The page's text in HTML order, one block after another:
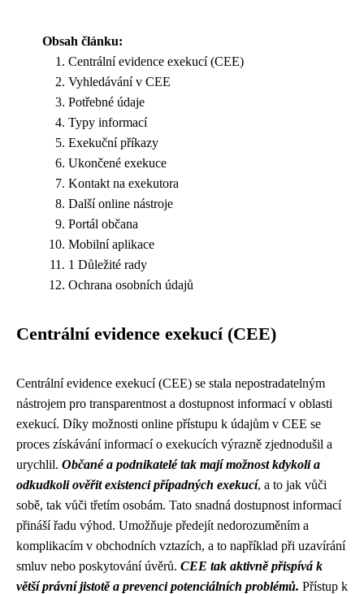
Obsah článku:
Centrální evidence exekucí (CEE)
Vyhledávání v CEE
Potřebné údaje
Typy informací
Exekuční příkazy
Ukončené exekuce
Kontakt na exekutora
Další online nástroje
Portál občana
Mobilní aplikace
1 Důležité rady
Ochrana osobních údajů
Centrální evidence exekucí (CEE)
Centrální evidence exekucí (CEE) se stala nepostradatelným
nástrojem pro transparentnost a dostupnost informací v oblasti
exekucí. Díky možnosti online přístupu k údajům v CEE se
proces získávání informací o exekucích výrazně zjednodušil a
urychlil. Občané a podnikatelé tak mají možnost kdykoli a
odkudkoli ověřit existenci případných exekucí, a to jak vůči
sobě, tak vůči třetím osobám. Tato snadná dostupnost informací
přináší řadu výhod. Umožňuje předejít nedorozuměním a
komplikacím v obchodních vztazích, a to například při uzavírání
smluv nebo poskytování úvěrů. CEE tak aktivně přispívá k
větší právní jistotě a prevenci potenciálních problémů. Přístup k